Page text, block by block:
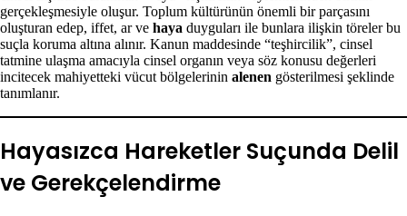
gerçekleşmesiyle oluşur. Toplum kültürünün önemli bir parçasını
oluşturan edep, iffet, ar ve haya duyguları ile bunlara ilişkin töreler bu
suçla koruma altına alınır. Kanun maddesinde “teşhircilik”, cinsel
tatmine ulaşma amacıyla cinsel organın veya söz konusu değerleri
incitecek mahiyetteki vücut bölgelerinin alenen gösterilmesi şeklinde
tanımlanır.
Hayasızca Hareketler Suçunda Delil
ve Gerekçelendirme